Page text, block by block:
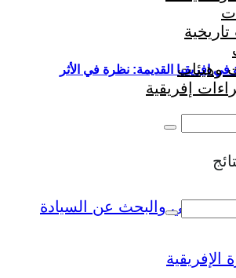
في إفريقيا القديمة: نظرة في الأثر
وهيئات
إفريقية